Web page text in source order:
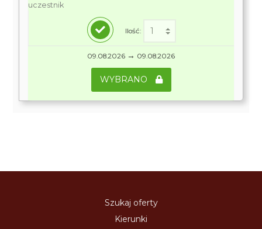
uczestnik
Ilość:
09.08.2026 → 09.08.2026
WYBRANO
Szukaj oferty
Kierunki